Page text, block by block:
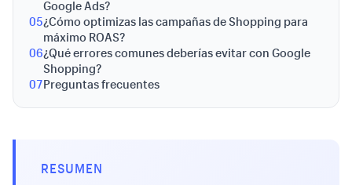
Google Ads?
05¿Cómo optimizas las campañas de Shopping para
máximo ROAS?
06¿Qué errores comunes deberías evitar con Google
Shopping?
07Preguntas frecuentes
RESUMEN